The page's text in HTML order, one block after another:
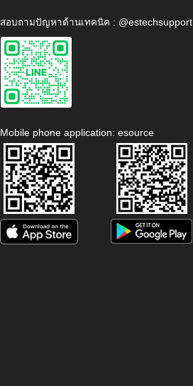
สอบถามปัญหาด้านเทคนิค : @estechsupport
Mobile phone application: esource